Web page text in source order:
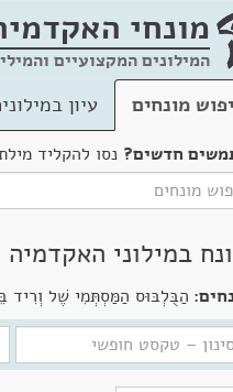
מונחי
המילונים המקצועיים
מונחים עיון
חדשים? נסו להקליד
במילוני האקדמיה
הַבֻּלְבּוּס הַמַּסְתְּמִי שֶׁל וְרִיד